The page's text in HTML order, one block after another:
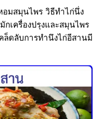
มสมุนไพร วิธีทำไก่นึ่ง
เครื่องปรุงและสมุนไพร
ล็ดลับการทำนึงไก่อีสานมี